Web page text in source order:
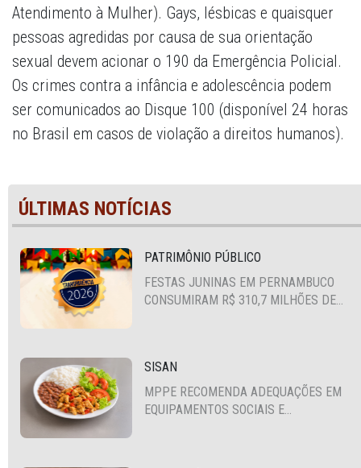
Atendimento à Mulher). Gays, lésbicas e quaisquer
pessoas agredidas por causa de sua orientação
sexual devem acionar o 190 da Emergência Policial.
Os crimes contra a infância e adolescência podem
ser comunicados ao Disque 100 (disponível 24 horas
no Brasil em casos de violação a direitos humanos).
ÚLTIMAS NOTÍCIAS
PATRIMÔNIO PÚBLICO
FESTAS JUNINAS EM PERNAMBUCO
CONSUMIRAM R$ 310,7 MILHÕES DE
SISAN
MPPE RECOMENDA ADEQUAÇÕES EM
EQUIPAMENTOS SOCIAIS E